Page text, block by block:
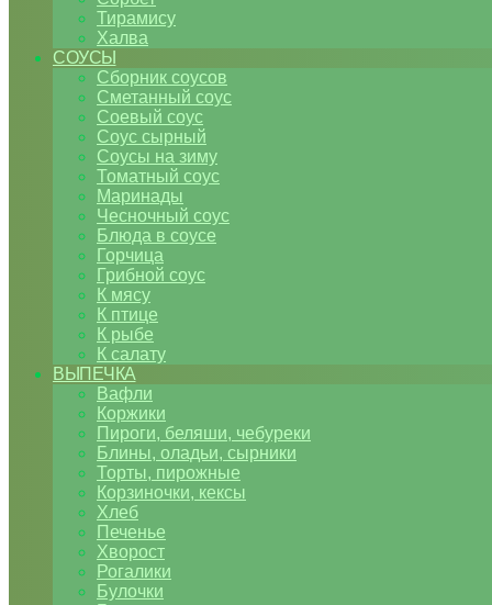
Тирамису
Халва
СОУСЫ
Сборник соусов
Сметанный соус
Соевый соус
Соус сырный
Соусы на зиму
Томатный соус
Маринады
Чесночный соус
Блюда в соусе
Горчица
Грибной соус
К мясу
К птице
К рыбе
К салату
ВЫПЕЧКА
Вафли
Коржики
Пироги, беляши, чебуреки
Блины, оладьи, сырники
Торты, пирожные
Корзиночки, кексы
Хлеб
Печенье
Хворост
Рогалики
Булочки